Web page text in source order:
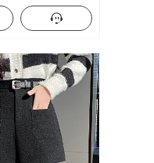
en V Corto Para uso
punto Cárdigan